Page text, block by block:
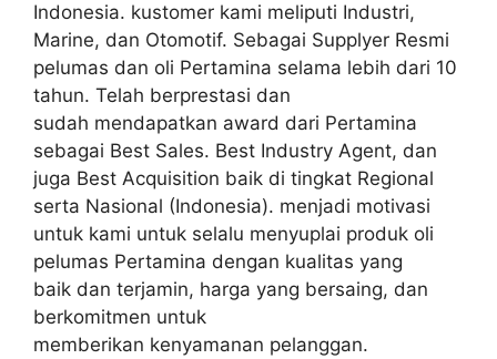
Indonesia. kustomer kami meliputi Industri,
Marine, dan Otomotif. Sebagai Supplyer Resmi
pelumas dan oli Pertamina selama lebih dari 10
tahun. Telah berprestasi dan
sudah mendapatkan award dari Pertamina
sebagai Best Sales. Best Industry Agent, dan
juga Best Acquisition baik di tingkat Regional
serta Nasional (Indonesia). menjadi motivasi
untuk kami untuk selalu menyuplai produk oli
pelumas Pertamina dengan kualitas yang
baik dan terjamin, harga yang bersaing, dan
berkomitmen untuk
memberikan kenyamanan pelanggan.